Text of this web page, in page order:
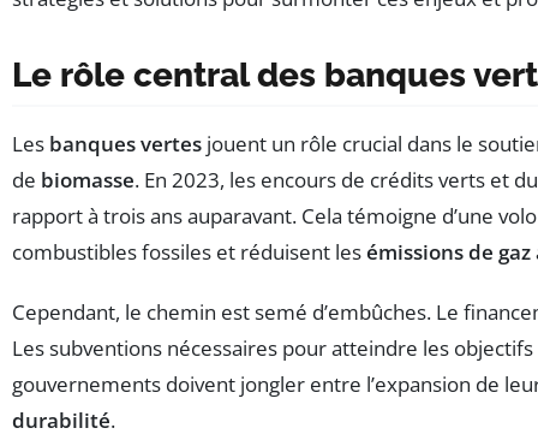
Le rôle central des banques
Les banques vertes jouent un rôle crucial dans le
de biomasse. En 2023, les encours de crédits verts et
rapport à trois ans auparavant. Cela témoigne d’une
combustibles fossiles et réduisent lesémissions de
Cependant, le chemin est semé d’embûches. Le
Les subventions nécessaires pour atteindre les
gouvernements doivent jongler entre l’expansion de
durabilité.